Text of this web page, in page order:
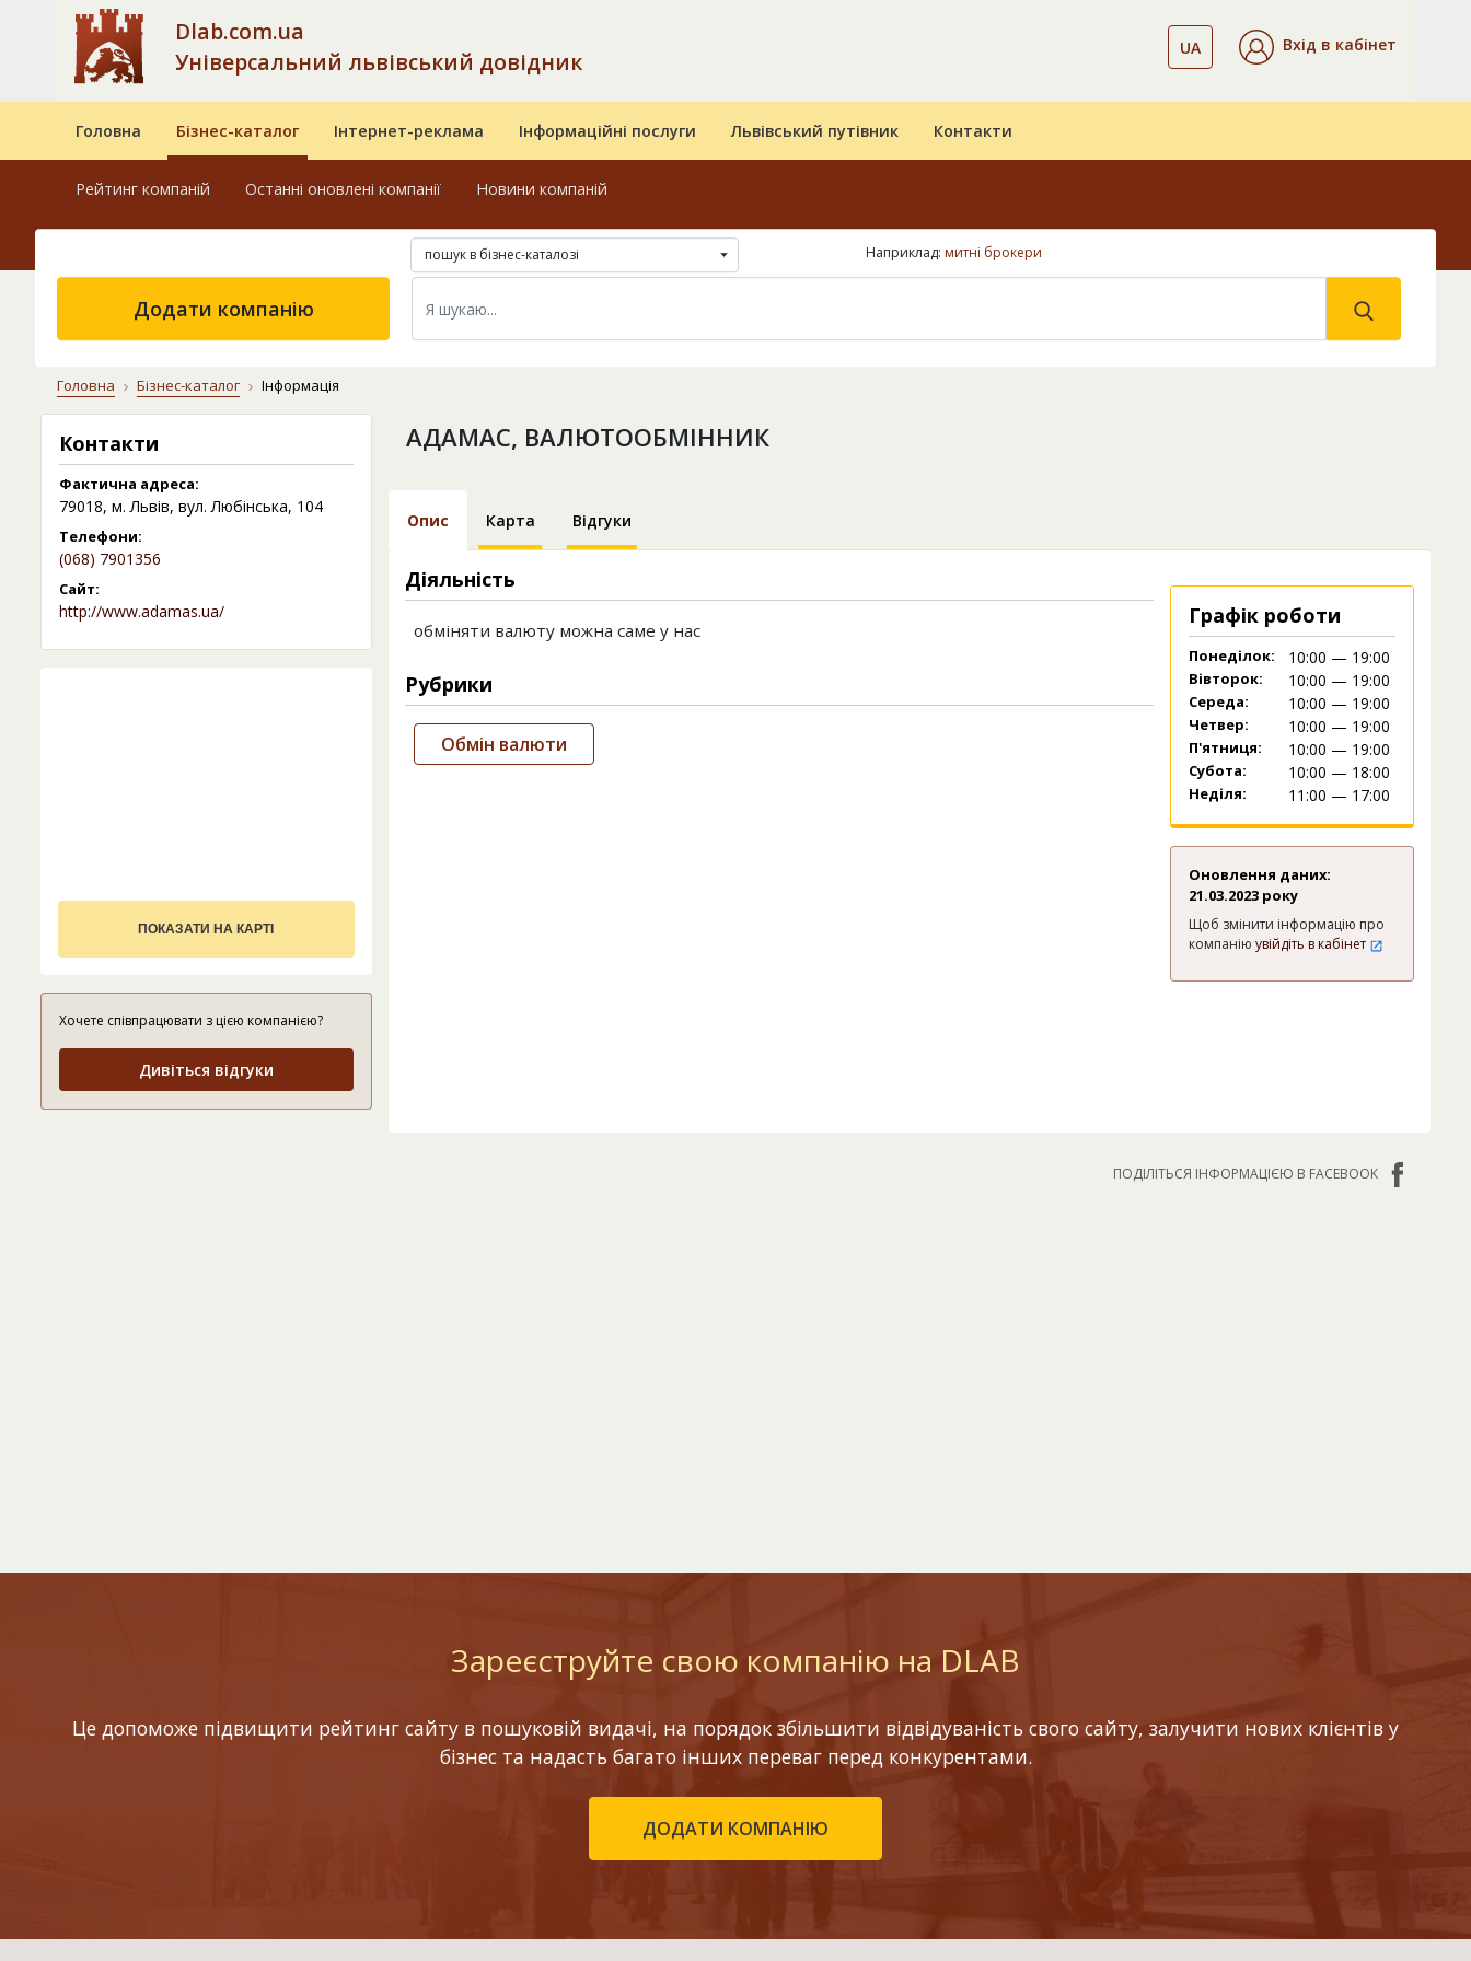
Dlab.com.ua
Універсальний львівський довідник
UA Вхід в кабінет
Головна Бізнес-каталог Інтернет-реклама Інформаційні послуги Львівський путівник Контакти
Рейтинг компаній Останні оновлені компанії Новини компаній
пошук в бізнес-каталозі Наприклад: митні брокери
Додати компанію
Головна Бізнес-каталог Інформація
Контакти
Фактична адреса:
79018, м. Львів, вул. Любінська, 104
Телефони:
(068) 7901356
Сайт:
http://www.adamas.ua/
ПОКАЗАТИ НА КАРТІ
Хочете співпрацювати з цією компанією?
Дивіться відгуки
АДАМАС, ВАЛЮТООБМІННИК
Опис Карта Відгуки
Діяльність
обміняти валюту можна саме у нас
Рубрики
Обмін валюти
Графік роботи
Понеділок: 10:00 — 19:00
Вівторок: 10:00 — 19:00
Середа: 10:00 — 19:00
Четвер: 10:00 — 19:00
П'ятниця: 10:00 — 19:00
Субота: 10:00 — 18:00
Неділя: 11:00 — 17:00
Оновлення даних:
21.03.2023 року
Щоб змінити інформацію про
компанію увійдіть в кабінет
ПОДІЛІТЬСЯ ІНФОРМАЦІЄЮ В FACEBOOK
Зареєструйте свою компанію на DLAB
Це допоможе підвищити рейтинг сайту в пошуковій видачі, на порядок збільшити відвідуваність свого сайту, залучити нових клієнтів у
бізнес та надасть багато інших переваг перед конкурентами.
ДОДАТИ КОМПАНІЮ